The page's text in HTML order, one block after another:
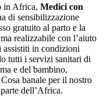
in Africa, Medici con
di sensibilizzazione
gratuito al parto e la
realizzabile con l’aiuto
assistiti in condizioni
tutti i servizi sanitari di
e del bambino,
banale per il nostro
dell’Africa.